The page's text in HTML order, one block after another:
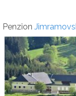
Penzion